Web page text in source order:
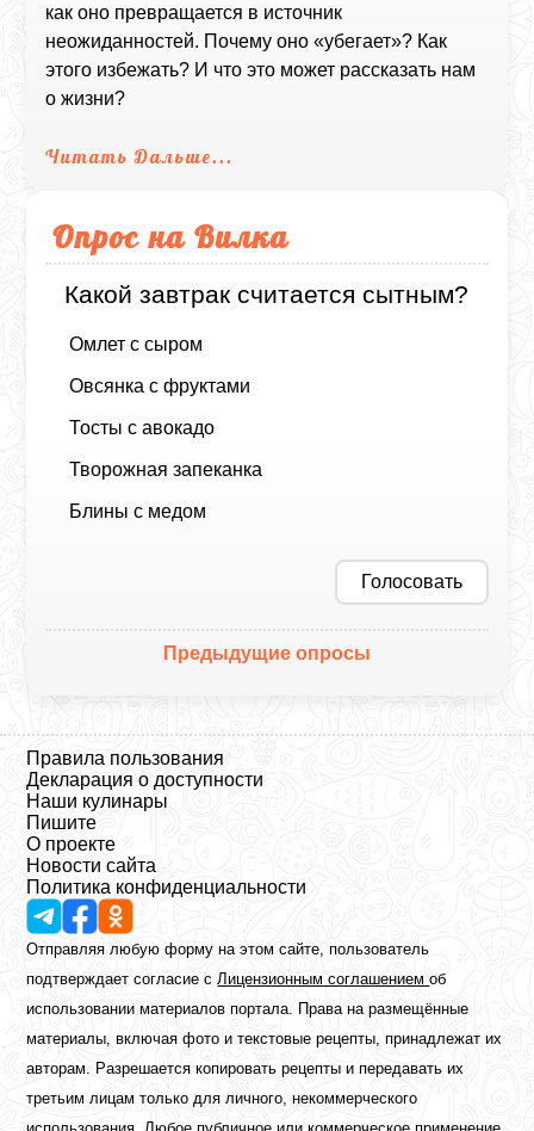
как оно превращается в источник
неожиданностей. Почему оно «убегает»? Как
этого избежать? И что это может рассказать нам
о жизни?
Читать Дальше...
Опрос на Вилка
Какой завтрак считается сытным?
Омлет с сыром
Овсянка с фруктами
Тосты с авокадо
Творожная запеканка
Блины с медом
Голосовать
Предыдущие опросы
Правила пользования
Декларация о доступности
Наши кулинары
Пишите
О проекте
Новости сайта
Политика конфиденциальности
Отправляя любую форму на этом сайте, пользователь
подтверждает согласие сЛицензионным соглашениемоб
использовании материалов портала. Права на размещённые
материалы, включая фото и текстовые рецепты, принадлежат их
авторам. Разрешается копировать рецепты и передавать их
третьим лицам только для личного, некоммерческого